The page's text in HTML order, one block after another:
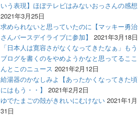
いう表現】ほぼテレビはみないおっさんの感想
2021年3月25日
求められないと思っていたのに【マッキー勇治
さんバースデイライブに参加】
2021年3月18日
「日本人は寛容さがなくなってきたなぁ」もう
ブログを書くのをやめようかなと思ってるここ
んとこのニュース 2021年2月12日
給湯器のかなしみよ【あったかくなってきた頃
にはもう・・】
2021年2月2日
ゆでたまごの殻がきれいにむけない 2021年1月
31日